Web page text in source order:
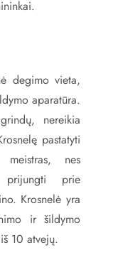
degimo vieta,
aparatūra.
nereikia
pastatyti
nes
prijungti prie
Krosnelė yra
ir šildymo
10 atvejų.